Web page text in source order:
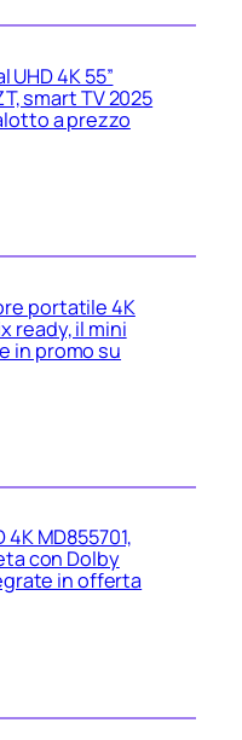
4K 55”
smart TV 2025
a prezzo
portatile 4K
ready, il mini
in promo su
4K MD855701,
con Dolby
in offerta